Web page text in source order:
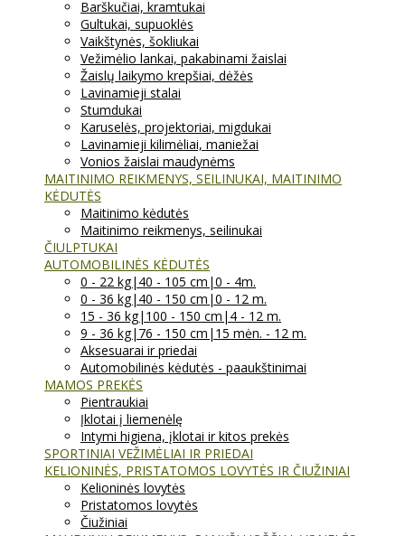
Barškučiai, kramtukai
Gultukai, supuoklės
Vaikštynės, šokliukai
Vežimėlio lankai, pakabinami žaislai
Žaislų laikymo krepšiai, dėžės
Lavinamieji stalai
Stumdukai
Karuselės, projektoriai, migdukai
Lavinamieji kilimėliai, maniežai
Vonios žaislai maudynėms
MAITINIMO REIKMENYS, SEILINUKAI, MAITINIMO
KĖDUTĖS
Maitinimo kėdutės
Maitinimo reikmenys, seilinukai
ČIULPTUKAI
AUTOMOBILINĖS KĖDUTĖS
0 - 22 kg|40 - 105 cm|0 - 4m.
0 - 36 kg|40 - 150 cm|0 - 12 m.
15 - 36 kg|100 - 150 cm|4 - 12 m.
9 - 36 kg|76 - 150 cm|15 mėn. - 12 m.
Aksesuarai ir priedai
Automobilinės kėdutės - paaukštinimai
MAMOS PREKĖS
Pientraukiai
Įklotai į liemenėlę
Intymi higiena, įklotai ir kitos prekės
SPORTINIAI VEŽIMĖLIAI IR PRIEDAI
KELIONINĖS, PRISTATOMOS LOVYTĖS IR ČIUŽINIAI
Kelioninės lovytės
Pristatomos lovytės
Čiužiniai